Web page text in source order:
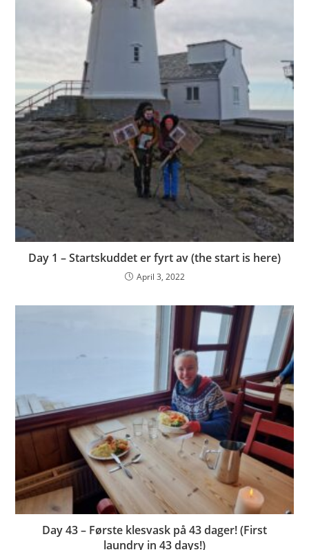
Day 1 – Startskuddet er fyrt av (the start is here)
April 3, 2022
Day 43 – Første klesvask på 43 dager! (First
laundry in 43 days!)